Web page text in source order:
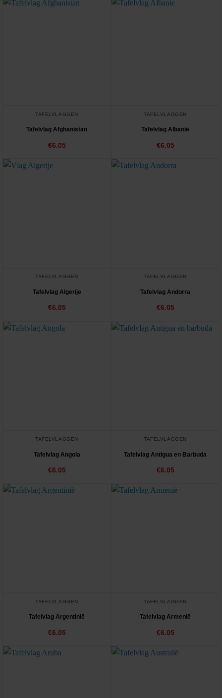
TAFELVLAGGEN
Tafelvlag Afghanistan
€6.05
TAFELVLAGGEN
Tafelvlag Albanië
€6.05
TAFELVLAGGEN
Tafelvlag Algerije
€6.05
TAFELVLAGGEN
Tafelvlag Andorra
€6.05
TAFELVLAGGEN
Tafelvlag Angola
€6.05
TAFELVLAGGEN
Tafelvlag Antigua en Barbuda
€6.05
TAFELVLAGGEN
Tafelvlag Argentinië
€6.05
TAFELVLAGGEN
Tafelvlag Armenië
€6.05